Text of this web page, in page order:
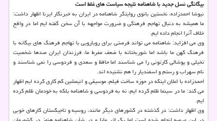
بیگانگی نسل جدید با شاهنامه نتیجه سیاست های غلط است
نیوشا احمدزاده، نخستین بانوی روایتگر شاهنامه در ایران به خبرنگار ایرنا اظهار داشت:
ما همیشه به دنبال تهاجم فرهنگی و ضرورت مواجهه با آن سخن گفته ایم اما در واقع
خلاف آنرا انجام داده ایم.
وی می افزاید: شاهنامه می تواند فرصتی برای رویارویی با تهاجم فرهنگ های بیگانه با
فرهنگ کهن ما باشد اما شوربختانه با ضعف مفرط ما، فرزندان ایران صدها شخصیت
تخیلی و پوشالی کارتونی را می شناسند اما حافظ و سعدی و فردوسی را نمی شناسند و
نام سهراب و رستم و اسفندیار را هم نشنیده اند.
احمدزاده با اعلان اینکه در حوزه ساخت فیلم، موسیقی و انیمشین کم کاری کرده ایم اظهار
می کند: ما در سینما ظلم کرده ایم، نه به فردوسی و شاهنامه بلکه به خودمان ظلم کرده
ایم.
وی اظهار داشت: در گذشته در کشورهای دیگر مانند، روسیه و تاجیکستان کارهای خوبی